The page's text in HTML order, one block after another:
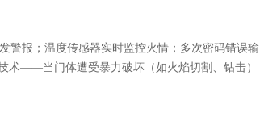
警报；温度传感器实时监控火情；多次密码错误输
术——当门体遭受暴力破坏（如火焰切割、钻击）